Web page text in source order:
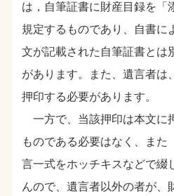
は，自筆証書に財産目録を「
規定するものであり、自書に
文が記載された自筆証書とは
があります。また、遺言者は
押印する必要があります。
一方で、当該押印は本文に
ものである必要はなく、また
言一式をホッチキスなどで綴
んので、遺言者以外の者が、